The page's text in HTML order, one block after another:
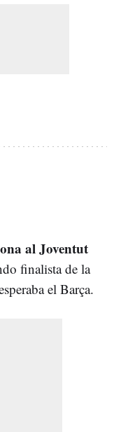
al Joventut
finalista de la
el Barça.